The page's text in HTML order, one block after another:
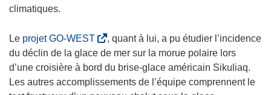
e
n
o
u
d
a
n
s
e
d
a
n
climatiques.
Le projet GO-WEST(
s
’
o
, quant à lui, a pu étudier l’incidence
du déclin de la glace de mer sur la morue polaire lors
d’une croisière à bord du brise-glace américain Sikuliaq.
Les autres accomplissements de l’équipe comprennent le